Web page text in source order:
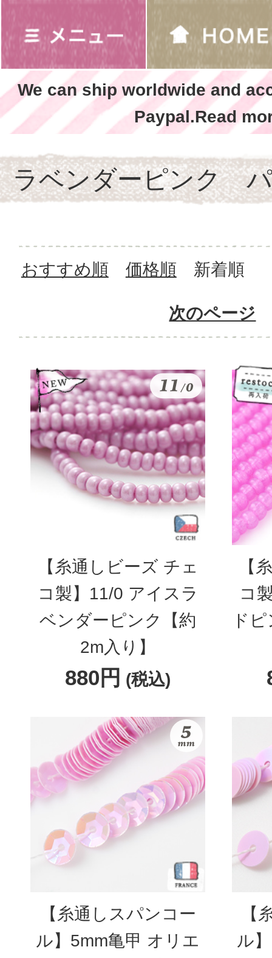
We can ship worldwide and
Paypal.Read
ラベンダーピンク
おすすめ順 価格順 新着順
次のページ
【糸通しビーズ チェ
コ製】11/0 アイスラ
ベンダーピンク【約
2m入り】
880円 (税込)
【
コ
ド
【糸通しスパンコー
ル】5mm亀甲 オリエ
【
ル